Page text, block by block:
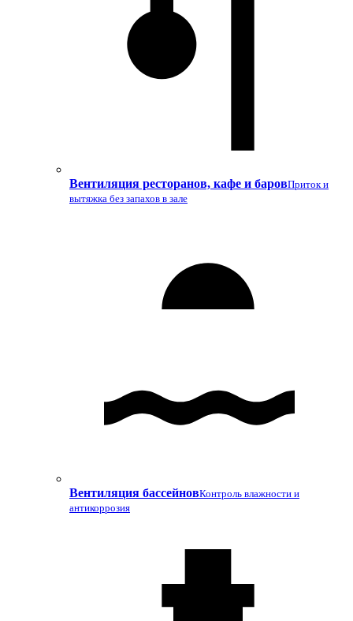
Вентиляция ресторанов, кафе и баровПриток и
вытяжка без запахов в зале
Вентиляция бассейновКонтроль влажности и
антикоррозия